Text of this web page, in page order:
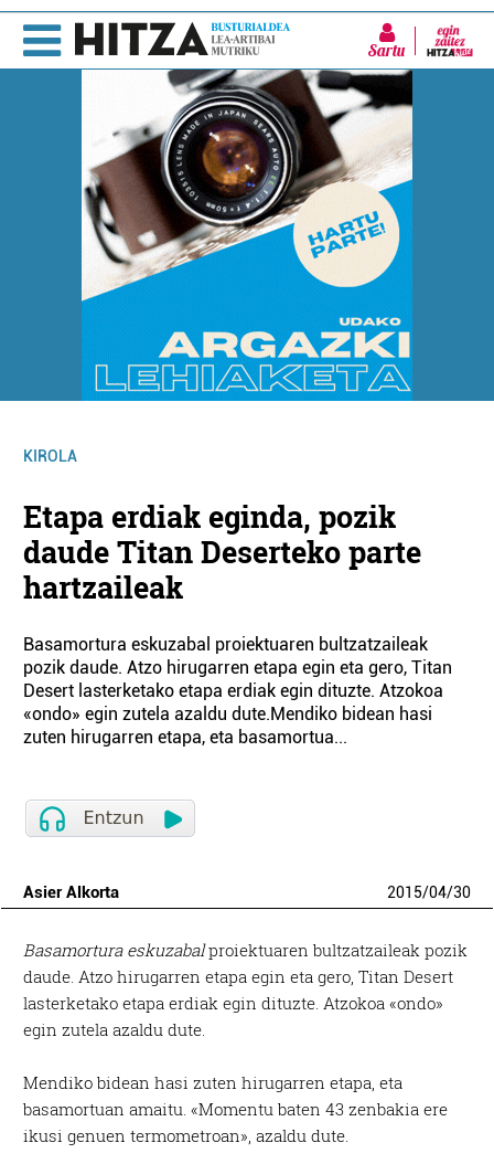
Sartu
KIROLA
Etapa erdiak eginda, pozik
daude Titan Deserteko parte
hartzaileak
Basamortura eskuzabal proiektuaren bultzatzaileak
pozik daude. Atzo hirugarren etapa egin eta gero, Titan
Desert lasterketako etapa erdiak egin dituzte. Atzokoa
«ondo» egin zutela azaldu dute.Mendiko bidean hasi
zuten hirugarren etapa, eta basamortua...
Asier Alkorta 2015/04/30
Basamortura eskuzabalproiektuaren bultzatzaileak pozik
daude. Atzo hirugarren etapa egin eta gero, Titan Desert
lasterketako etapa erdiak egin dituzte. Atzokoa «ondo»
egin zutela azaldu dute.
Mendiko bidean hasi zuten hirugarren etapa, eta
basamortuan amaitu. «Momentu baten 43 zenbakia ere
ikusi genuen termometroan», azaldu dute.